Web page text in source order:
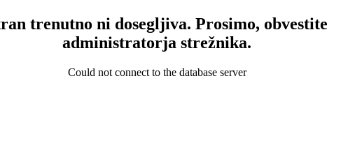
trenutno ni dosegljiva. Prosimo, obvestite
administratorja strežnika.
Could not connect to the database server